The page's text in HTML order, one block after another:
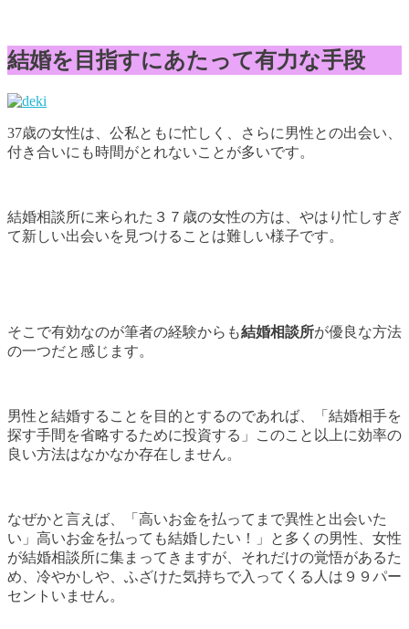
結婚を目指すにあたって有力な手段
37歳の女性は、公私ともに忙しく、さらに男性との出会い、
付き合いにも時間がとれないことが多いです。
結婚相談所に来られた３７歳の女性の方は、やはり忙しすぎ
て新しい出会いを見つけることは難しい様子です。
そこで有効なのが筆者の経験からも結婚相談所が優良な方法
の一つだと感じます。
男性と結婚することを目的とするのであれば、「結婚相手を
探す手間を省略するために投資する」このこと以上に効率の
良い方法はなかなか存在しません。
なぜかと言えば、「高いお金を払ってまで異性と出会いた
い」高いお金を払っても結婚したい！」と多くの男性、女性
が結婚相談所に集まってきますが、それだけの覚悟があるた
め、冷やかしや、ふざけた気持ちで入ってくる人は９９パー
セントいません。